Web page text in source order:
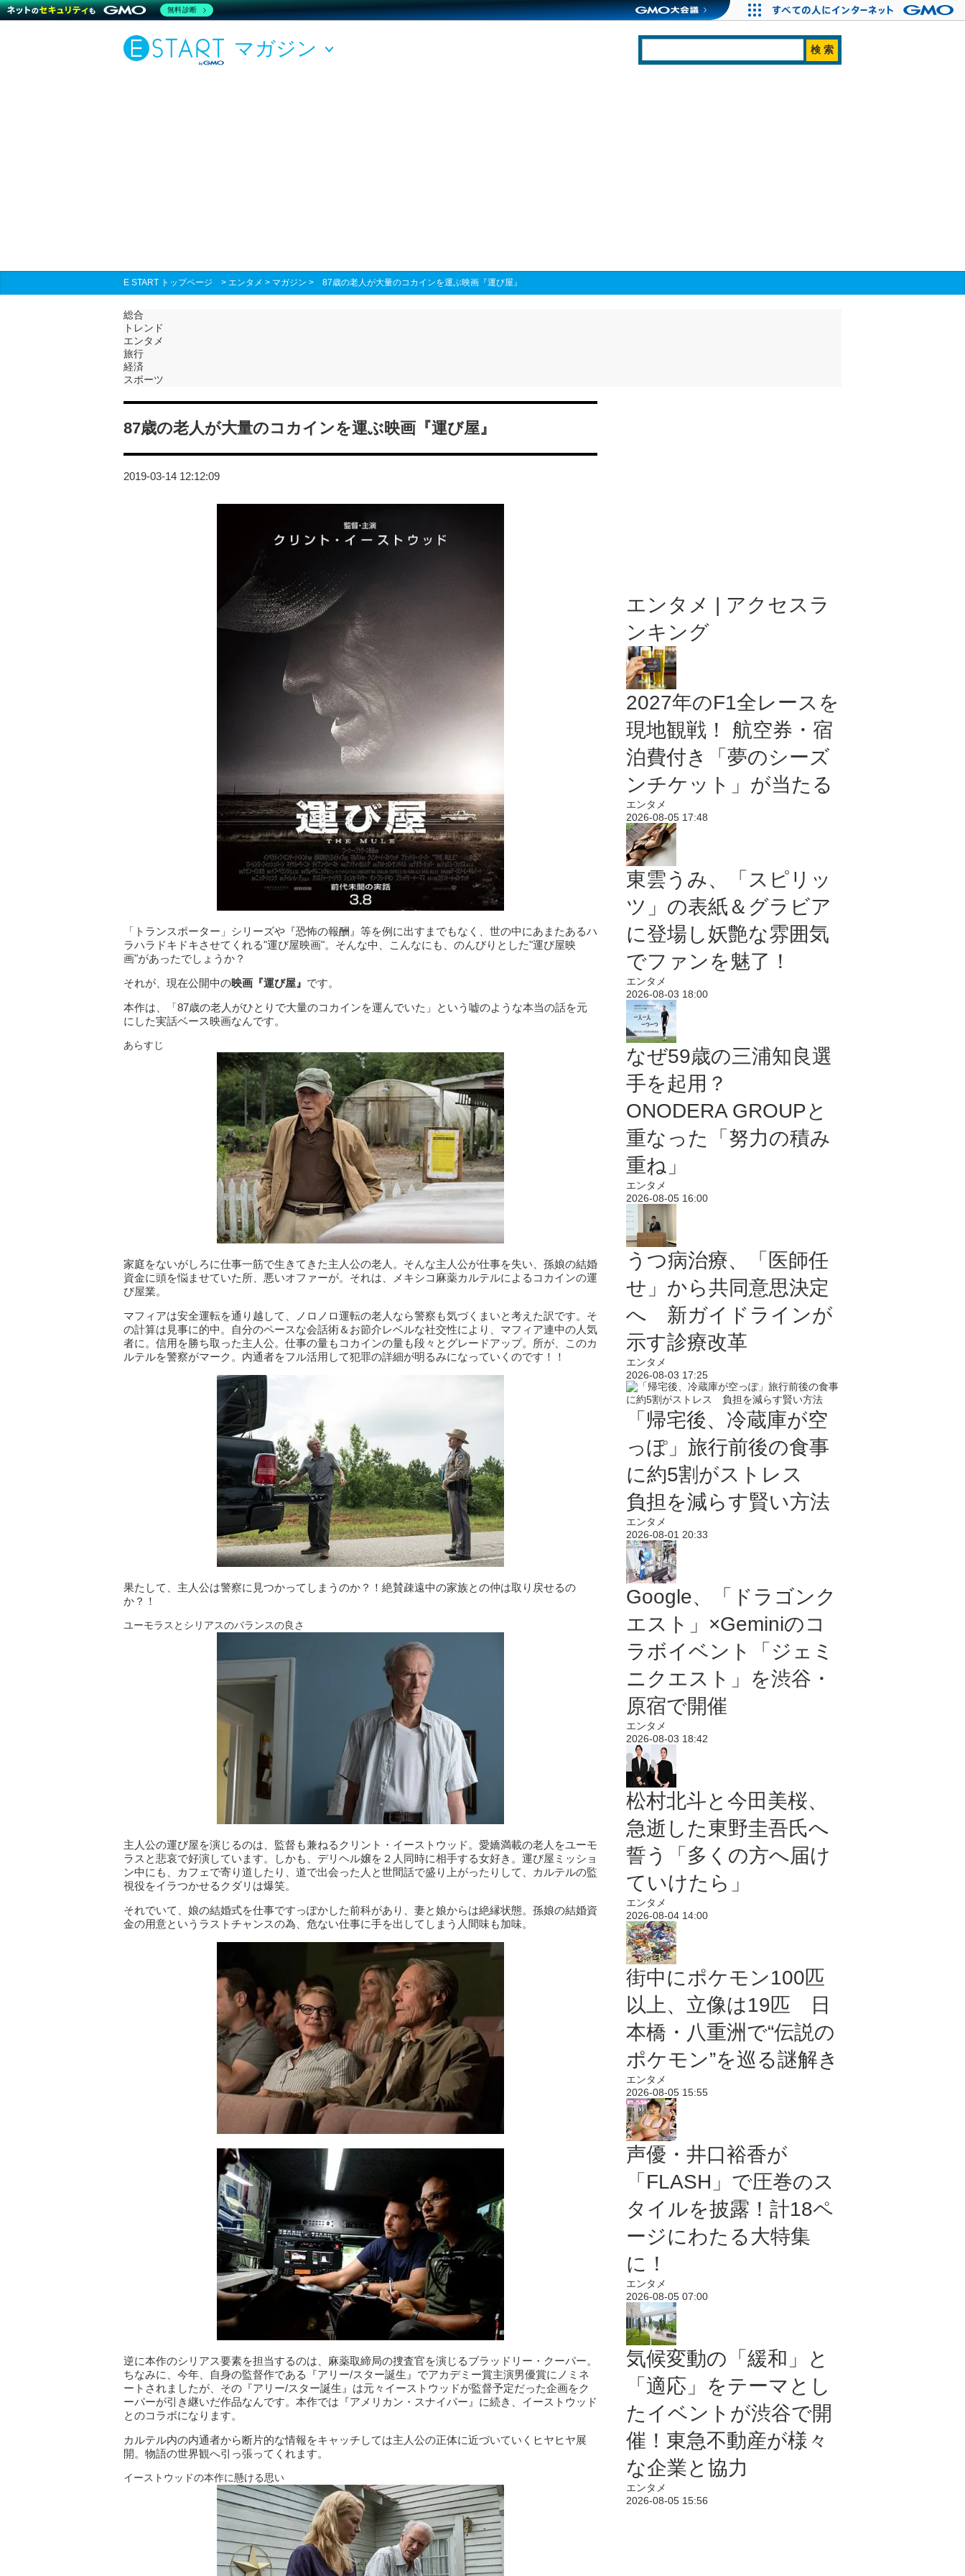
マガジン
E START トップページ > エンタメ > マガジン > 87歳の老人が大量のコカインを運ぶ映画『運び屋』
総合
トレンド
エンタメ
旅行
経済
スポーツ
87歳の老人が大量のコカインを運ぶ映画『運び屋』
2019-03-14 12:12:09
「トランスポーター」シリーズや『恐怖の報酬』等を例に出すまでもなく、世の中にあまたあるハ
ラハラドキドキさせてくれる"運び屋映画"。そんな中、こんなにも、のんびりとした"運び屋映
画"があったでしょうか？
それが、現在公開中の映画『運び屋』 です。
本作は、「87歳の老人がひとりで大量のコカインを運んでいた」という嘘のような本当の話を元
にした実話ベース映画なんです。
あらすじ
家庭をないがしろに仕事一筋で生きてきた主人公の老人。そんな主人公が仕事を失い、孫娘の結婚
資金に頭を悩ませていた所、悪いオファーが。それは、メキシコ麻薬カルテルによるコカインの運
び屋業。
マフィアは安全運転を通り越して、ノロノロ運転の老人なら警察も気づくまいと考えた訳です。そ
の計算は見事に的中。自分のペースな会話術＆お節介レベルな社交性により、マフィア連中の人気
者に。信用を勝ち取った主人公。仕事の量もコカインの量も段々とグレードアップ。所が、このカ
ルテルを警察がマーク。内通者をフル活用して犯罪の詳細が明るみになっていくのです！！
果たして、主人公は警察に見つかってしまうのか？！絶賛疎遠中の家族との仲は取り戻せるの
か？！
ユーモラスとシリアスのバランスの良さ
主人公の運び屋を演じるのは、監督も兼ねるクリント・イーストウッド。愛嬌満載の老人をユーモ
ラスと悲哀で好演しています。しかも、デリヘル嬢を２人同時に相手する女好き。運び屋ミッショ
ン中にも、カフェで寄り道したり、道で出会った人と世間話で盛り上がったりして、カルテルの監
視役をイラつかせるクダリは爆笑。
それでいて、娘の結婚式を仕事ですっぽかした前科があり、妻と娘からは絶縁状態。孫娘の結婚資
金の用意というラストチャンスの為、危ない仕事に手を出してしまう人間味も加味。
逆に本作のシリアス要素を担当するのは、麻薬取締局の捜査官を演じるブラッドリー・クーパー。
ちなみに、今年、自身の監督作である『アリー/スター誕生』でアカデミー賞主演男優賞にノミネ
ートされましたが、その『アリー/スター誕生』は元々イーストウッドが監督予定だった企画をク
ーパーが引き継いだ作品なんです。本作では『アメリカン・スナイパー』に続き、イーストウッド
とのコラボになります。
カルテル内の内通者から断片的な情報をキャッチしては主人公の正体に近づいていくヒヤヒヤ展
開。物語の世界観へ引っ張ってくれます。
イーストウッドの本作に懸ける思い
エンタメ | アクセスラ
ンキング
2027年のF1全レースを
現地観戦！ 航空券・宿
泊費付き「夢のシーズ
ンチケット」が当たる
エンタメ
2026-08-05 17:48
東雲うみ、「スピリッ
ツ」の表紙＆グラビア
に登場し妖艶な雰囲気
でファンを魅了！
エンタメ
2026-08-03 18:00
なぜ59歳の三浦知良選
手を起用？
ONODERA GROUPと
重なった「努力の積み
重ね」
エンタメ
2026-08-05 16:00
うつ病治療、「医師任
せ」から共同意思決定
へ 新ガイドラインが
示す診療改革
エンタメ
2026-08-03 17:25
「帰宅後、冷蔵庫が空
っぽ」旅行前後の食事
に約5割がストレス
負担を減らす賢い方法
エンタメ
2026-08-01 20:33
Google、「ドラゴンク
エスト」×Geminiのコ
ラボイベント「ジェミ
ニクエスト」を渋谷・
原宿で開催
エンタメ
2026-08-03 18:42
松村北斗と今田美桜、
急逝した東野圭吾氏へ
誓う「多くの方へ届け
ていけたら」
エンタメ
2026-08-04 14:00
街中にポケモン100匹
以上、立像は19匹 日
本橋・八重洲で“伝説の
ポケモン”を巡る謎解き
エンタメ
2026-08-05 15:55
声優・井口裕香が
「FLASH」で圧巻のス
タイルを披露！計18ペ
ージにわたる大特集
に！
エンタメ
2026-08-05 07:00
気候変動の「緩和」と
「適応」をテーマとし
たイベントが渋谷で開
催！東急不動産が様々
な企業と協力
エンタメ
2026-08-05 15:56
無料診断